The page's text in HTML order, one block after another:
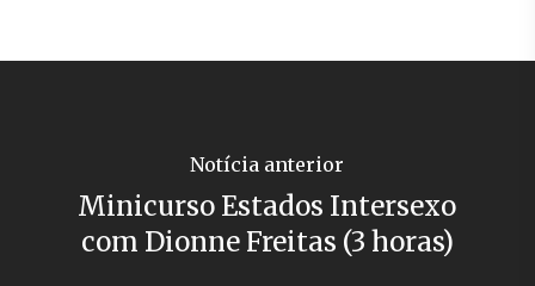
Notícia anterior
Minicurso Estados Intersexo
com Dionne Freitas (3 horas)